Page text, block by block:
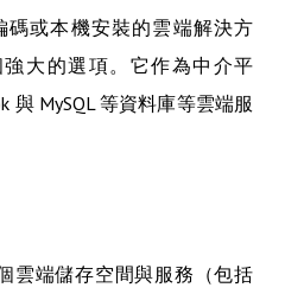
或本機安裝的雲端解決方
大的選項。它作為中介平
與 MySQL 等資料庫等雲端服
雲端儲存空間與服務（包括